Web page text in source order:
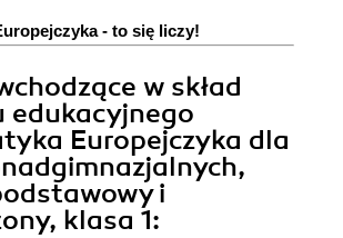
- to się liczy!
w skład
edukacyjnego
Europejczyka dla
i
klasa 1: